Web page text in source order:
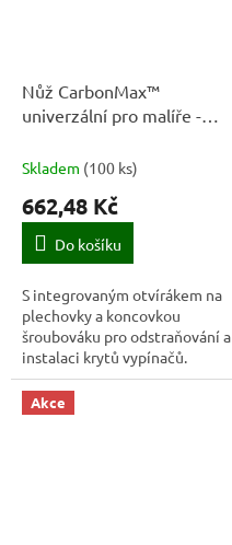
Nůž CarbonMax™
univerzální pro malíře -
Skladem (100 ks)
662,48 Kč
Do košíku
S integrovaným otvírákem na
plechovky a koncovkou
šroubováku pro odstraňování a
instalaci krytů vypínačů.
Akce